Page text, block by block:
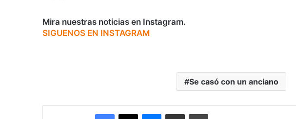
Mira nuestras noticias en Instagram.
SIGUENOS EN INSTAGRAM
Se casó con un anciano
Facebook
X MessengerCompartir por correo electrónicoImprimir